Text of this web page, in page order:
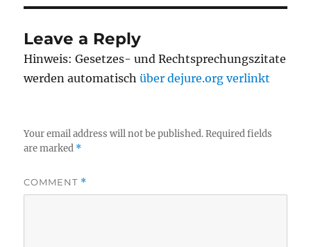
Leave a Reply
Hinweis: Gesetzes- und Rechtsprechungszitate
werden automatischüber dejure.org verlinkt
Your email address will not be published. Required fields
are marked *
COMMENT *